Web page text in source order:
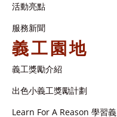
活動亮點
服務新聞
義工園地
義工獎勵介紹
出色小義工獎勵計劃
Learn For A Reason 學習義